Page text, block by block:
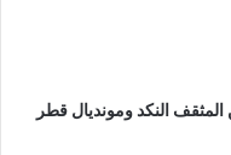
النكد ومونديال قطر